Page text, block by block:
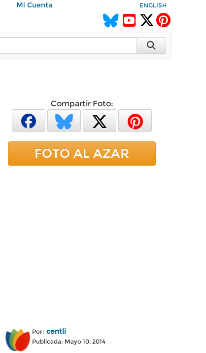
Mi Cuenta ENGLISH
Compartir Foto:
FOTO AL AZAR
Por: centli
Publicada: Mayo 10, 2014